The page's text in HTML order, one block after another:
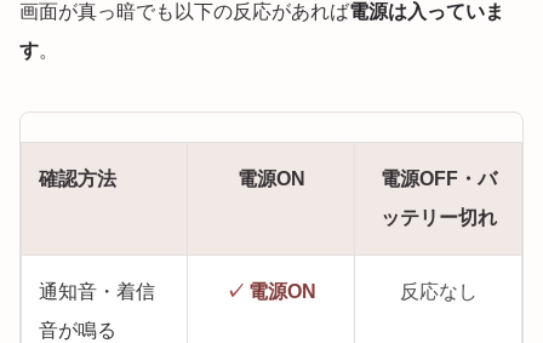
画面が真っ暗でも以下の反応があれば電源は入っていま
す。
確認方法 電源ON
電源OFF・バ
ッテリー切れ
通知音・着信
音が鳴る
✓ 電源ON 反応なし